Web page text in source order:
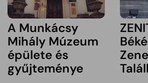
A Munkácsy
Mihály Múzeum
épülete és
gyűjteménye